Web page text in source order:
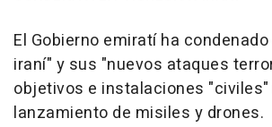
El Gobierno emiratí ha
iraní" y sus "nuevos ataques
objetivos e instalaciones
lanzamiento de misiles y drones.